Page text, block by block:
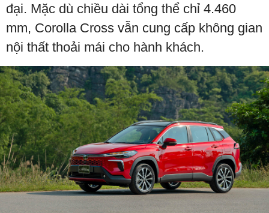
đại. Mặc dù chiều dài tổng thể chỉ 4.460
mm, Corolla Cross vẫn cung cấp không gian
nội thất thoải mái cho hành khách.